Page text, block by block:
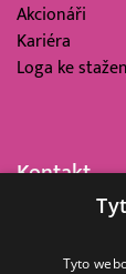
Akcionáři
Kariéra
Loga ke
Kontakt
Barrandov
Kříženeckého
Tyto